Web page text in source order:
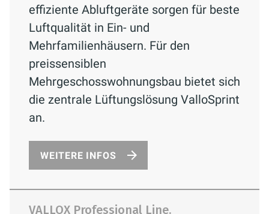
effiziente Abluftgeräte sorgen für beste
Luftqualität in Ein- und
Mehrfamilienhäusern. Für den
preissensiblen
Mehrgeschosswohnungsbau bietet sich
die zentrale Lüftungslösung ValloSprint
an.
WEITERE INFOS
VALLOX Professional Line.